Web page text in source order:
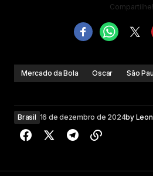
Compartilhe!
Mercado da Bola Oscar São
Brasil 16 de dezembro de 2024by